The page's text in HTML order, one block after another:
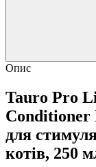
Опис
Tauro Pro
Conditioner
для
котів, 250